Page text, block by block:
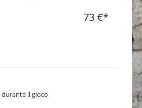
73 €*
il gioco